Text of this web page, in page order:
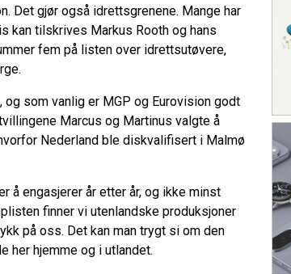
Det gjør også idrettsgrenene. Mange har
kan tilskrives Markus Rooth og hans
fem på listen over idrettsutøvere,
som vanlig er MGP og Eurovision godt
Marcus og Martinus valgte å
Nederland ble diskvalifisert i Malmø
å engasjerer år etter år, og ikke minst
finner vi utenlandske produksjoner
på oss. Det kan man trygt si om den
her hjemme og i utlandet.